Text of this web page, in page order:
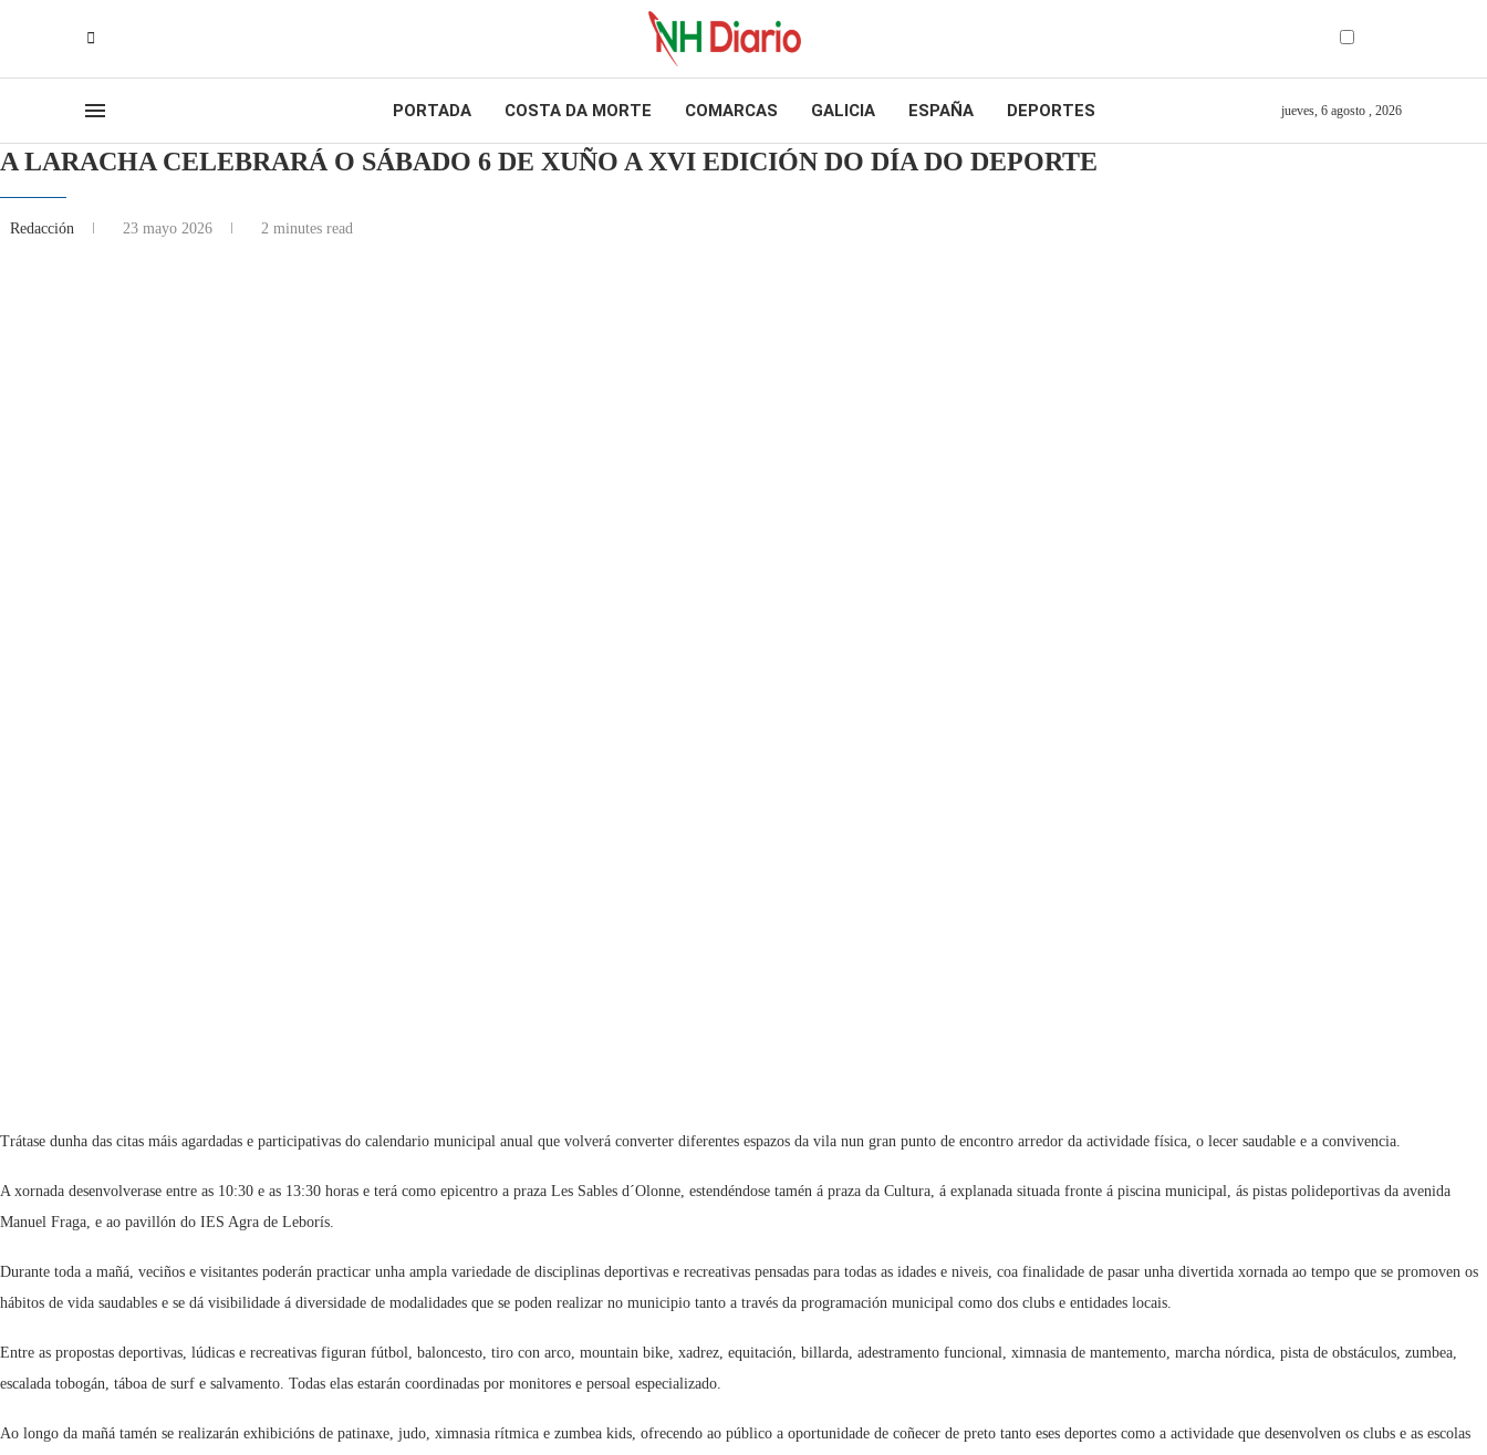
PORTADA COSTA DA MORTE COMARCAS GALICIA ESPAÑA DEPORTES jueves, 6 agosto , 2026
A LARACHA CELEBRARÁ O SÁBADO 6 DE XUÑO A XVI EDICIÓN DO DÍA DO DEPORTE
Redacción 23 mayo 2026 2 minutes read
Trátase dunha das citas máis agardadas e participativas do calendario municipal anual que volverá converter diferentes espazos da vila nun gran punto de encontro arredor da actividade física, o lecer saudable e a convivencia.
A xornada desenvolverase entre as 10:30 e as 13:30 horas e terá como epicentro a praza Les Sables d´Olonne, estendéndose tamén á praza da Cultura, á explanada situada fronte á piscina municipal, ás pistas polideportivas da avenida
Manuel Fraga, e ao pavillón do IES Agra de Leborís.
Durante toda a mañá, veciños e visitantes poderán practicar unha ampla variedade de disciplinas deportivas e recreativas pensadas para todas as idades e niveis, coa finalidade de pasar unha divertida xornada ao tempo que se promoven os
hábitos de vida saudables e se dá visibilidade á diversidade de modalidades que se poden realizar no municipio tanto a través da programación municipal como dos clubs e entidades locais.
Entre as propostas deportivas, lúdicas e recreativas figuran fútbol, baloncesto, tiro con arco, mountain bike, xadrez, equitación, billarda, adestramento funcional, ximnasia de mantemento, marcha nórdica, pista de obstáculos, zumbea,
escalada tobogán, táboa de surf e salvamento. Todas elas estarán coordinadas por monitores e persoal especializado.
Ao longo da mañá tamén se realizarán exhibicións de patinaxe, judo, ximnasia rítmica e zumbea kids, ofrecendo ao público a oportunidade de coñecer de preto tanto eses deportes como a actividade que desenvolven os clubs e as escolas